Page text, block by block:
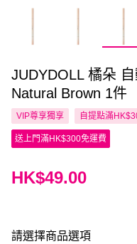
JUDYDOLL 橘朵
Natural Brown 1件
VIP尊享獨享 自提點滿
送上門滿HK$300免運費
HK$49.00
請選擇商品選項